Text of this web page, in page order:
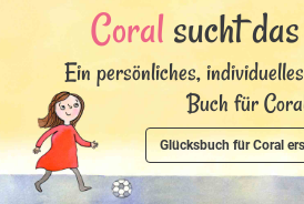
Coralsucht
Ein persönliches,
Buch für
Glücksbuch für Coral